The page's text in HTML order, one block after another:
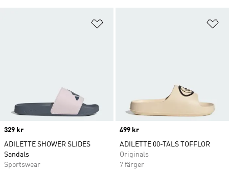
Price
329 kr
ADILETTE SHOWER SLIDES
Sandals
Sportswear
Price
499 kr
ADILETTE 00-TALS TOFFLOR
Originals
7 färger